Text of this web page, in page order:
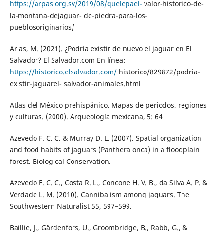
https://arpas.org.sv/2019/08/quelepael- valor-historico-de-
la-montana-dejaguar- de-piedra-para-los-
pueblosoriginarios/
Arias, M. (2021). ¿Podría existir de nuevo el jaguar en El
Salvador? El Salvador.com En línea:
https://historico.elsalvador.com/historico/829872/podria-
existir-jaguarel- salvador-animales.html
Atlas del México prehispánico. Mapas de periodos, regiones
y culturas. (2000). Arqueología mexicana, 5: 64
Azevedo F. C. C. & Murray D. L. (2007). Spatial organization
and food habits of jaguars (Panthera onca) in a floodplain
forest. Biological Conservation.
Azevedo F. C. C., Costa R. L., Concone H. V. B., da Silva A. P. &
Verdade L. M. (2010). Cannibalism among jaguars. The
Southwestern Naturalist 55, 597–599.
Baillie, J., Gärdenfors, U., Groombridge, B., Rabb, G., &